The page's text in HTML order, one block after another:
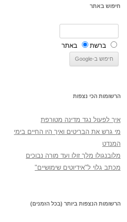
חיפוש באתר
ברשת באתר
הרשומות הכי נצפות
איך לפעול נגד מדינה מטורפת
מי גרש את הבריטים ואיך היו החיים בימי
המנדט
מלובנגולו מלך זולו ועד מורה נבוכים
מכתב גלוי ל"אידיוטים שימושיים"
הרשומות הנצפות ביותר (בכל הזמנים)